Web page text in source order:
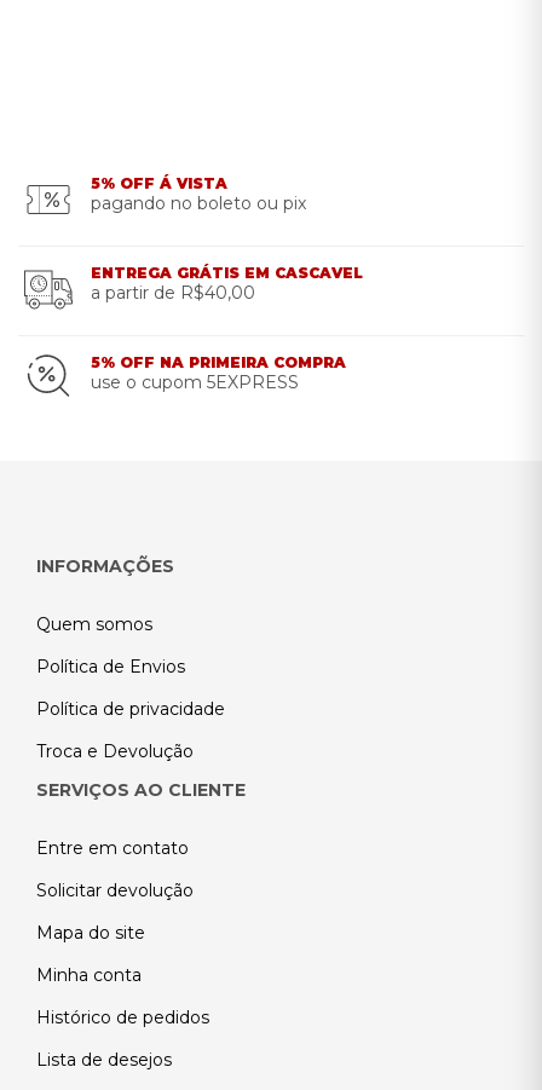
5% OFF Á VISTA
pagando no boleto ou pix
ENTREGA GRÁTIS EM CASCAVEL
a partir de R$40,00
5% OFF NA PRIMEIRA COMPRA
use o cupom 5EXPRESS
INFORMAÇÕES
Quem somos
Política de Envios
Política de privacidade
Troca e Devolução
SERVIÇOS AO CLIENTE
Entre em contato
Solicitar devolução
Mapa do site
Minha conta
Histórico de pedidos
Lista de desejos